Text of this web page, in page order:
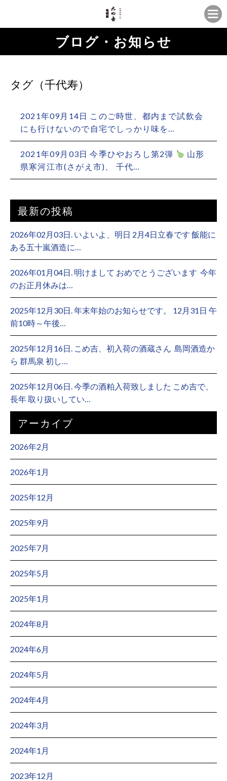
ブログ・お知らせ
タグ（千代寿）
2021年09月14日 このご時世、都内まで試飲会
にも行けないので自宅でしっかり味を…
2021年09月03日 今季ひやおろし第2弾
山形
県寒河江市(さがえ市)、 千代…
最新の投稿
2026年02月03日. いよいよ、明日 2月4日立春です 飯能に
ある五十嵐酒造に…
2026年01月04日. 明けまして おめでとうございます ⁡ 今年
のお正月休みは…
2025年12月30日. 年末年始のお知らせです。 12月31日 午
前10時～午後…
2025年12月16日. こめ吉、初入荷の酒蔵さん ⁡ 島岡酒造か
ら 群馬泉 初し…
2025年12月06日. 今季の酒粕入荷致しました こめ吉で、
長年 取り扱いしてい…
アーカイブ
2026年2月
2026年1月
2025年12月
2025年9月
2025年7月
2025年5月
2025年1月
2024年8月
2024年6月
2024年5月
2024年4月
2024年3月
2024年1月
2023年12月